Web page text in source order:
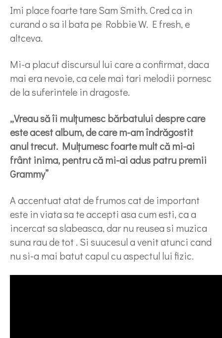
Imi place foarte tare Sam Smith. Cred ca in
curand o sa il bata pe Robbie W. E fresh, e
altceva.
Mi-a placut discursul lui care a confirmat, daca
mai era nevoie, ca cele mai tari melodii pornesc
de la suferintele in dragoste.
„Vreau să îi mulţumesc bărbatului despre care
este acest album, de care m-am îndrăgostit
anul trecut. Mulţumesc foarte mult că mi-ai
frânt inima, pentru că mi-ai adus patru premii
Grammy”
A accentuat atat de frumos cat de important
este in viata sa te accepti asa cum esti, ca a
incercat sa slabeasca, dar nu reusea si muzica
suna rau de tot . Si suucesul a venit atunci cand
nu si-a mai batut capul cu aspectul lui fizic.